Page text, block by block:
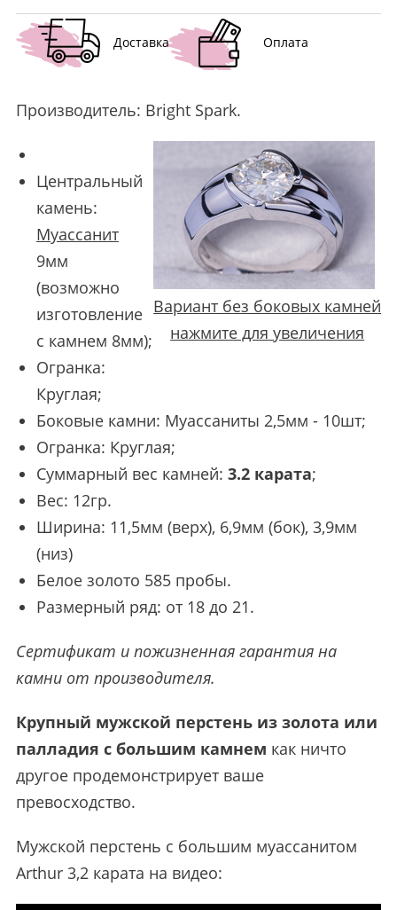
Доставка Оплата
Производитель: Bright Spark.
Вариант без боковых камней
нажмите для увеличения
Центральный
камень:
Муассанит
9мм
(возможно
изготовление
с камнем 8мм);
Огранка:
Круглая;
Боковые камни: Муассаниты 2,5мм - 10шт;
Огранка: Круглая;
Суммарный вес камней: 3.2 карата;
Вес: 12гр.
Ширина: 11,5мм (верх), 6,9мм (бок), 3,9мм
(низ)
Белое золото 585 пробы.
Размерный ряд: от 18 до 21.
Сертификат и пожизненная гарантия на
камни от производителя.
Крупный мужской перстень из золота или
палладия с большим камнем как ничто
другое продемонстрирует ваше
превосходство.
Мужской перстень с большим муассанитом
Arthur 3,2 карата на видео: